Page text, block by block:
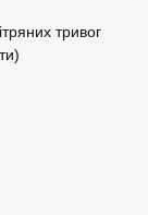
тривог